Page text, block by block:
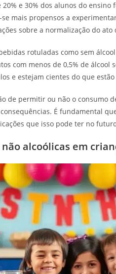
e 30% dos alunos do
mais propensos a
sobre a normalização do ato
rotuladas como sem
com menos de 0,5% de álcool
e estejam cientes do que
de permitir ou não o consumo
É fundamental
que isso pode ter no
alcoólicas em